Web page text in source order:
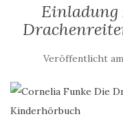
Einladung
Veröffentlicht am